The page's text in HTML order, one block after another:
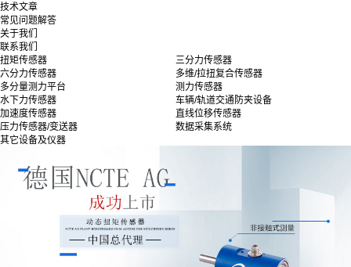
技术文章
常见问题解答
关于我们
联系我们
扭矩传感器
三分力传感器
六分力传感器
多维/拉扭复合传感器
多分量测力平台
测力传感器
水下力传感器
车辆/轨道交通防夹设备
加速度传感器
直线位移传感器
压力传感器/变送器
数据采集系统
其它设备及仪器